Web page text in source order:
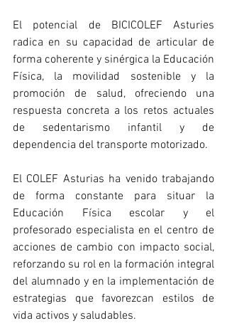
El potencial de BICICOLEF Asturies
radica en su capacidad de articular de
forma coherente y sinérgica la Educación
Física, la movilidad sostenible y la
promoción de salud, ofreciendo una
respuesta concreta a los retos actuales
de sedentarismo infantil y de
dependencia del transporte motorizado.
El COLEF Asturias ha venido trabajando
de forma constante para situar la
Educación Física escolar y el
profesorado especialista en el centro de
acciones de cambio con impacto social,
reforzando su rol en la formación integral
del alumnado y en la implementación de
estrategias que favorezcan estilos de
vida activos y saludables.